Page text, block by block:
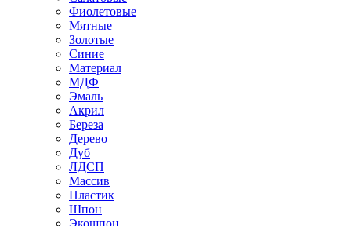
Фиолетовые
Мятные
Золотые
Синие
Материал
МДФ
Эмаль
Акрил
Береза
Дерево
Дуб
ЛДСП
Массив
Пластик
Шпон
Экошпон